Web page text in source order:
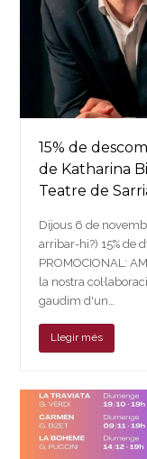
15% de
de Katharina
Teatre de
Dijous 6 de
arribar-hi?) 15% de
PROMOCIONAL:
la nostra
gaudim d'un…
Llegir més